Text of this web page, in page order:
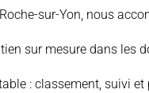
sur-Yon, nous
sur mesure dans les
: classement, suivi